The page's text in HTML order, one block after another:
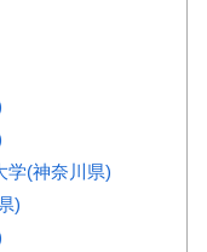
学(神奈川県)
)